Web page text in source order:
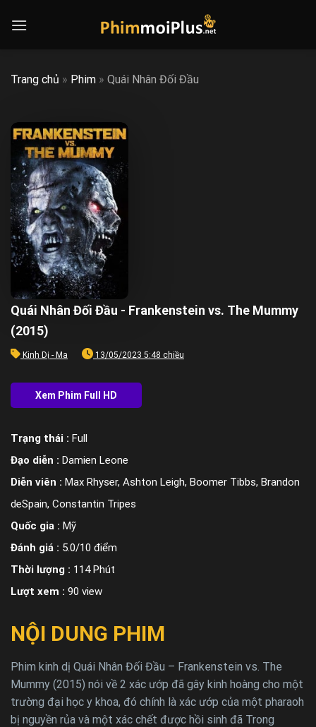
Trang chủ » Phim » Quái Nhân Đối Đầu
Quái Nhân Đối Đầu - Frankenstein vs. The Mummy
(2015)
Kinh Dị - Ma 13/05/2023 5:48 chiều
Trạng thái : Full
Đạo diễn : Damien Leone
Diễn viên : Max Rhyser, Ashton Leigh, Boomer Tibbs, Brandon
deSpain, Constantin Tripes
Quốc gia : Mỹ
Đánh giá : 5.0/10 điểm
Thời lượng : 114 Phút
Lượt xem : 90 view
NỘI DUNG PHIM
Phim kinh dị Quái Nhân Đối Đầu – Frankenstein vs. The
Mummy (2015) nói về 2 xác ướp đã gây kinh hoàng cho một
trường đại học y khoa, đó chính là xác ướp của một pharaoh
bị nguyền rủa và một xác chết được hồi sinh đã Trong